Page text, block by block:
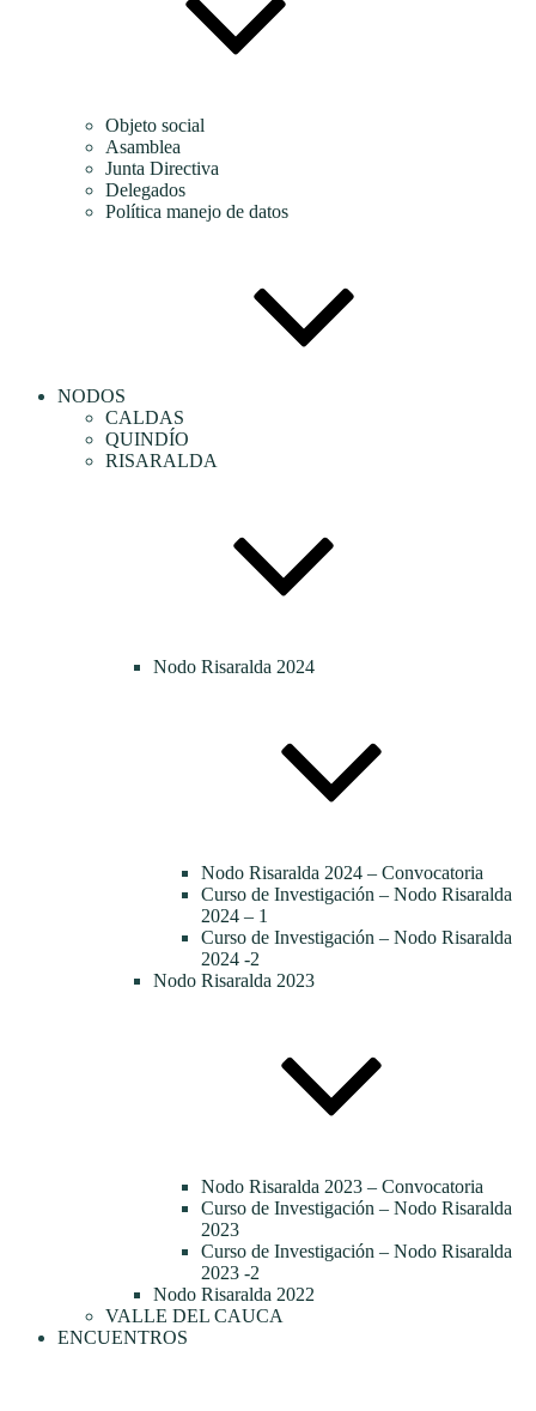
Objeto social
Asamblea
Junta Directiva
Delegados
Política manejo de datos
NODOS
CALDAS
QUINDÍO
RISARALDA
Nodo Risaralda 2024
Nodo Risaralda 2024 – Convocatoria
Curso de Investigación – Nodo Risaralda
2024 – 1
Curso de Investigación – Nodo Risaralda
2024 -2
Nodo Risaralda 2023
Nodo Risaralda 2023 – Convocatoria
Curso de Investigación – Nodo Risaralda
2023
Curso de Investigación – Nodo Risaralda
2023 -2
Nodo Risaralda 2022
VALLE DEL CAUCA
ENCUENTROS